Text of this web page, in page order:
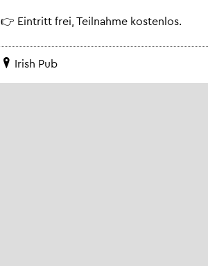
👉 Ein­tritt frei, Teil­nah­me kos­ten­los.
Irish Pub